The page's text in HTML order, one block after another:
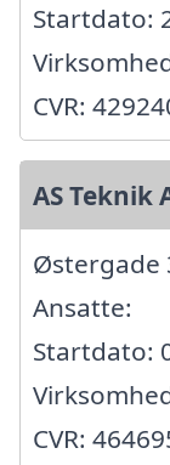
Startdato:
CVR:
AS Teknik
Østergade
Ansatte:
Startdato:
CVR: